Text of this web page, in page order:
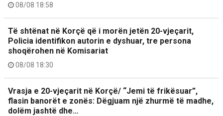
08/08 18:58
Të shtënat në Korçë që i morën jetën 20-vjeçarit,
Policia identifikon autorin e dyshuar, tre persona
shoqërohen në Komisariat
08/08 18:30
Vrasja e 20-vjeçarit në Korçë/ “Jemi të frikësuar”,
flasin banorët e zonës: Dëgjuam një zhurmë të madhe,
dolëm jashtë dhe…